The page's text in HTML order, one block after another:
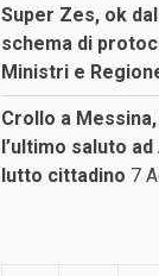
Super Zes, ok
schema di
Ministri e
Crollo a
l’ultimo saluto
lutto cittadino 7